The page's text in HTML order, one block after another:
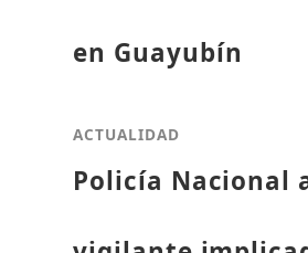
en Guayubín
ACTUALIDAD
Policía Nacional